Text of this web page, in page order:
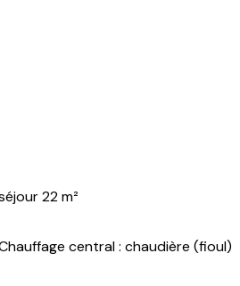
22 m²
central : chaudière (fioul)